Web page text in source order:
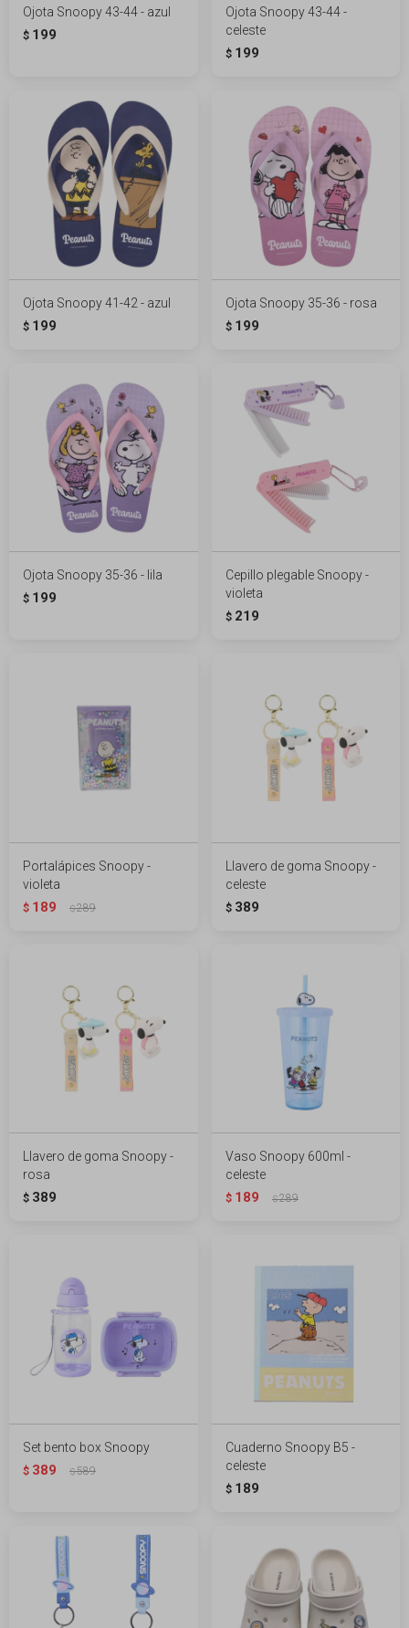
Ojota Snoopy 43-44 - azul
$ 199
Ojota Snoopy 43-44 -
celeste
$ 199
Ojota Snoopy 41-42 - azul
$ 199
Ojota Snoopy 35-36 - rosa
$ 199
Ojota Snoopy 35-36 - lila
$ 199
Cepillo plegable Snoopy -
violeta
$ 219
Portalápices Snoopy -
violeta
$ 189 $289
Llavero de goma Snoopy -
celeste
$ 389
Llavero de goma Snoopy -
rosa
$ 389
Vaso Snoopy 600ml -
celeste
$ 189 $289
Set bento box Snoopy
$ 389 $589
Cuaderno Snoopy B5 -
celeste
$ 189